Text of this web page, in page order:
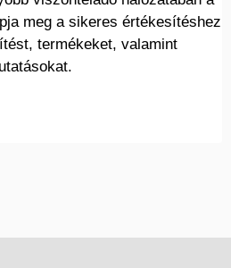
meg a sikeres értékesítéshez
termékeket, valamint